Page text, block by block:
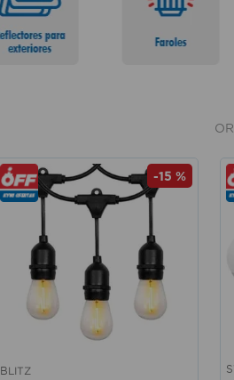
-15 %
BLITZ